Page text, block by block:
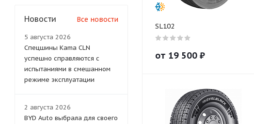
SL102
от 19 500 ₽
Новости Все новости
5 августа 2026
Спецшины Kama CLN
успешно справляются с
испытаниями в смешанном
режиме эксплуатации
2 августа 2026
BYD Auto выбрала для своего